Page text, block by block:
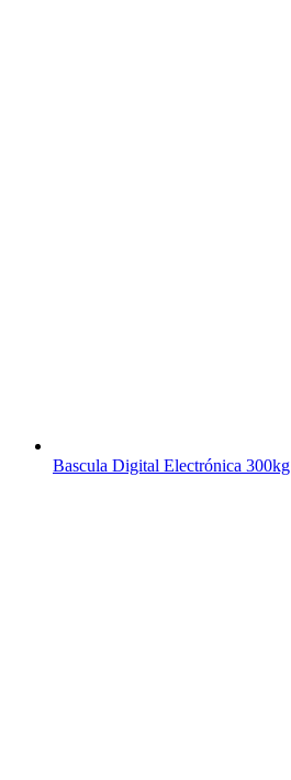
Bascula Digital Electrónica 300kg